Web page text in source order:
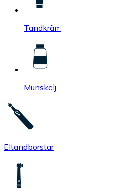
Tandkräm
Munskölj
Eltandborstar